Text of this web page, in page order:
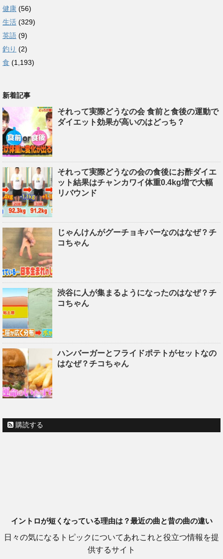
健康 (56)
生活 (329)
英語 (9)
釣り (2)
食 (1,193)
新着記事
それって実際どうなの会 食前と食後の運動で
ダイエット効果が高いのはどっち？
それって実際どうなの会の食後にお酢ダイエ
ット結果はチャンカワイ体重0.4kg増で大幅
リバウンド
じゃんけんがグーチョキパーなのはなぜ？チ
コちゃん
渋谷に人が集まるようになったのはなぜ？チ
コちゃん
ハンバーガーとフライドポテトがセットなの
はなぜ？チコちゃん
購読する
イントロが短くなっている理由は？最近の曲と昔の曲の違い
日々の気になるトピックについてあれこれと役立つ情報を提
供するサイト